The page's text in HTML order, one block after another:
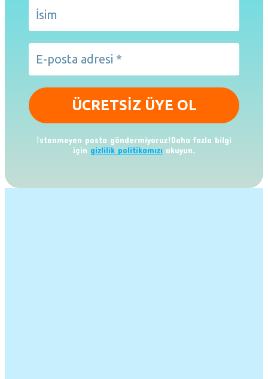
İstenmeyen posta göndermiyoruz!Daha fazla bilgi
için gizlilik politikamızı okuyun.